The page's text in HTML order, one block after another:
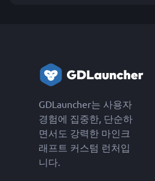
GDLauncher는 사용자
경험에 집중한, 단순하
면서도 강력한 마인크
래프트 커스텀 런처입
니다.